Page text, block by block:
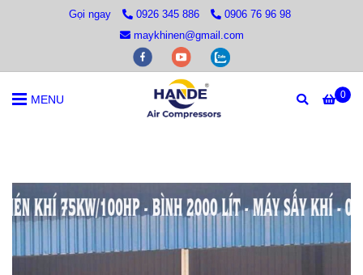
Gọi ngay 0926 345 886
0906 76 96 98
maykhinen@gmail.com
0
MENU